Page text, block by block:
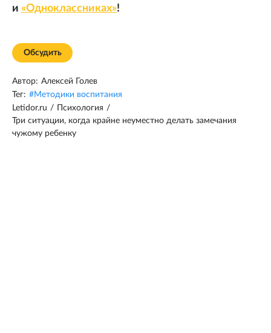
и «Одноклассниках»!
Обсудить
Автор: Алексей Голев
Тег: #Методики воспитания
Letidor.ru / Психология /
Три ситуации, когда крайне неуместно делать замечания
чужому ребенку